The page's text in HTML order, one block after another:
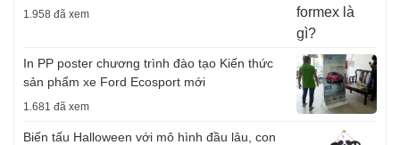
1.958 đã xem
In PP poster chương trình đào tạo Kiến thức
sản phẩm xe Ford Ecosport mới
1.681 đã xem
Biến tấu Halloween với mô hình đầu lâu, con